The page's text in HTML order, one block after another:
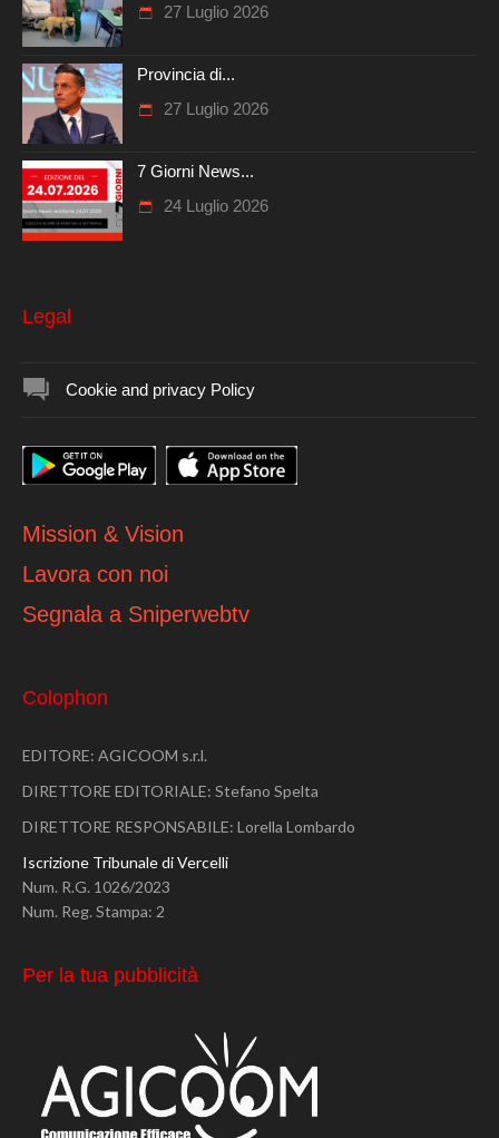
27 Luglio 2026
Provincia di...
27 Luglio 2026
7 Giorni News...
24 Luglio 2026
Legal
Cookie and privacy Policy
Mission & Vision
Lavora con noi
Segnala a Sniperwebtv
Colophon
EDITORE: AGICOOM s.r.l.
DIRETTORE EDITORIALE: Stefano Spelta
DIRETTORE RESPONSABILE: Lorella Lombardo
Iscrizione Tribunale di Vercelli
Num. R.G. 1026/2023
Num. Reg. Stampa: 2
Per la tua pubblicità